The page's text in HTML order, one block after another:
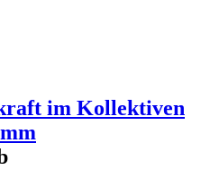
im Kollektiven